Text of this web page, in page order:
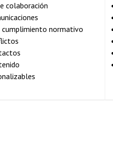
colaboración
cumplimiento normativo